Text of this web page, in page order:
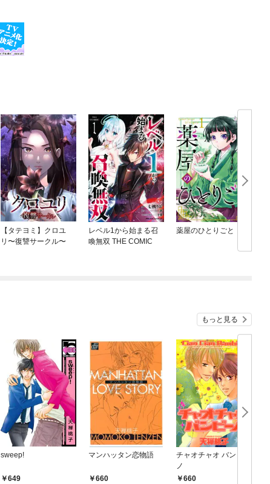
【タテヨミ】クロユ
リ〜復讐サークル〜
レベル1から始まる召
喚無双 THE COMIC
薬屋のひとりごと
もっと見る
sweep!
649
マンハッタン恋物語
660
チャオチャオ バンビー
ノ
660